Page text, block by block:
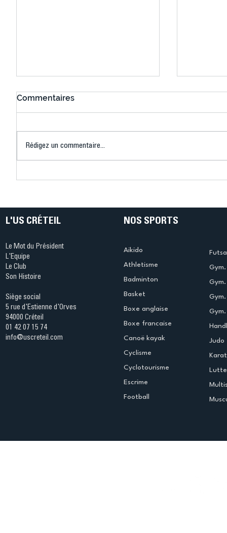
Ping ? Quand le tennis de
termine
Commentaires
Rédigez un commentaire...
L'US CRÉTEIL
Le Mot du Président
L'Equipe
Le Club
Son Histoire
Siège social
5 rue d'Estienne d'Orves
94000 Créteil
01 42 07 15 74
info@uscreteil.com
NOS SPORTS
Aikido
Athletisme
Badminton
Basket
Boxe anglaise
Boxe francaise
Canoë kayak
Cyclisme
Cyclotourisme
Escrime
Football
Judo
Lutte